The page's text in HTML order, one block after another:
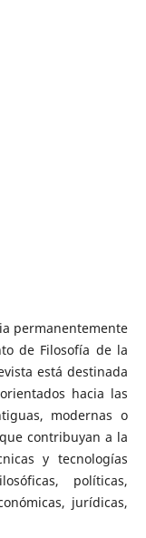
permanentemente
de Filosofía de la
está destinada
hacia las
modernas o
contribuyan a la
y tecnologías
políticas,
jurídicas,